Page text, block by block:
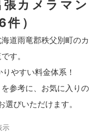
カメラマン
件）
道雨竜郡秩父別町のカ
す。
やすい料金体系！
参考に、お気に入りの
びいただけます。
示